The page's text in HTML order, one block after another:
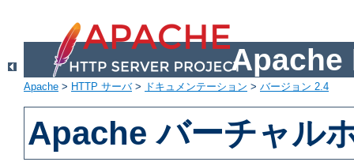
Apache
Apache > HTTP サーバ> ドキュメンテーション > バージョン 2.4
Apache バーチャル